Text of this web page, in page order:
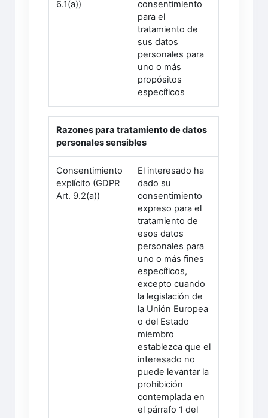
6.1(a))
consentimiento
para el
tratamiento de
sus datos
personales para
uno o más
propósitos
específicos
Razones para tratamiento de datos
personales sensibles
Consentimiento
explícito (GDPR
Art. 9.2(a))
El interesado ha
dado su
consentimiento
expreso para el
tratamiento de
esos datos
personales para
uno o más fines
específicos,
excepto cuando
la legislación de
la Unión Europea
o del Estado
miembro
establezca que el
interesado no
puede levantar la
prohibición
contemplada en
el párrafo 1 del